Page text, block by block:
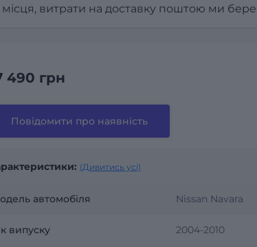
місця, витрати на доставку поштою ми
490 грн
Повідомити про наявність
(Дивитись усі)
автомобіля Nissan Navara
випуску 2004-2010